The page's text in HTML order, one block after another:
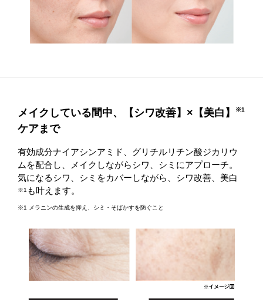
メイクしている間中、【シワ改善】×【美白】 ※1
ケアまで
有効成分ナイアシンアミド、グリチルリチン酸ジカリウ
ムを配合し、メイクしながらシワ、シミにアプローチ。
気になるシワ、シミをカバーしながら、シワ改善、美白
※1 も叶えます。
※1 メラニンの生成を抑え、シミ・そばかすを防ぐこと